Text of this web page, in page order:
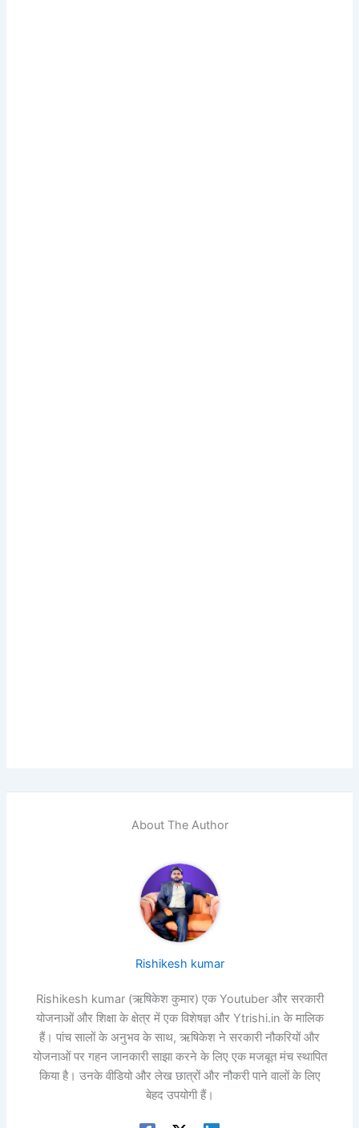
About The Author
Rishikesh kumar
Rishikesh kumar (ऋषिकेश कुमार) एक Youtuber और सरकारी
योजनाओं और शिक्षा के क्षेत्र में एक विशेषज्ञ और Ytrishi.in के मालिक
हैं। पांच सालों के अनुभव के साथ, ऋषिकेश ने सरकारी नौकरियों और
योजनाओं पर गहन जानकारी साझा करने के लिए एक मजबूत मंच स्थापित
किया है। उनके वीडियो और लेख छात्रों और नौकरी पाने वालों के लिए
बेहद उपयोगी हैं।